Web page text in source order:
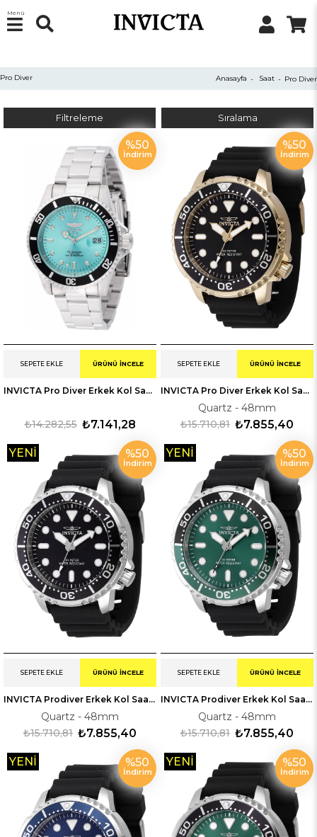
Menü
Anasayfa Saat Pro Diver
Pro Diver
Filtreleme Sıralama
INVICTA Pro Diver Erkek Kol Saati 247356
₺7.141,28
₺14.282,55
SEPETE EKLE ÜRÜNÜ İNCELE
%50
İndirim
INVICTA Pro Diver Erkek Kol Saati 247226
Quartz - 48mm
₺7.855,40
₺15.710,81
SEPETE EKLE ÜRÜNÜ İNCELE
%50
İndirim
INVICTA Prodiver Erkek Kol Saati 247225
Quartz - 48mm
₺7.855,40
₺15.710,81
SEPETE EKLE ÜRÜNÜ İNCELE
%50
İndirim
YENI
INVICTA Prodiver Erkek Kol Saati 247223
Quartz - 48mm
₺7.855,40
₺15.710,81
SEPETE EKLE ÜRÜNÜ İNCELE
%50
İndirim
YENI
%50
İndirim
YENI
%50
İndirim
YENI